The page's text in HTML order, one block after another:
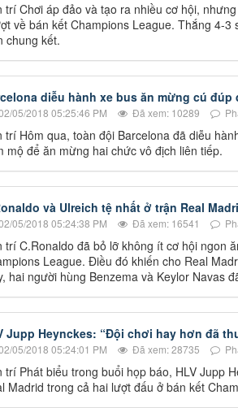
trí Chơi áp đảo và tạo ra nhiều cơ hội,
về bán kết Champions League. Thắng 4-
chung kết.
diễu hành xe bus ăn mừng cú đúp
05/2018 05:25:46 PM Đã xem: 10289
trí Hôm qua, toàn đội Barcelona đã diễu
mộ để ăn mừng hai chức vô địch liên tiếp.
và Ulreich tệ nhất ở trận Real
05/2018 05:24:38 PM Đã xem: 16541
trí C.Ronaldo đã bỏ lỡ không ít cơ hội ngon
League. Điều đó khiến cho Real
hai người hùng Benzema và Keylor Navas
Jupp Heynckes: “Đội chơi hay hơn đã
05/2018 05:24:01 PM Đã xem: 28735
trí Phát biểu trong buổi họp báo, HLV Jupp
Madrid trong cả hai lượt đấu ở bán kết